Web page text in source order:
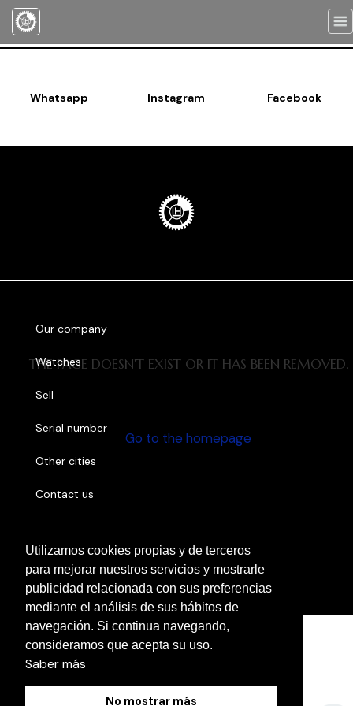
Utilizamos cookies propias y de terceros
para mejorar nuestros servicios y mostrarle
publicidad relacionada con sus preferencias
mediante el análisis de sus hábitos de
navegación. Si continua navegando,
consideramos que acepta su uso.
Saber más
No mostrar más
THE PAGE DOESN'T EXIST OR IT HAS BEEN REMOVED.
Go to the homepage
Whatsapp Instagram Facebook
Our company
Watches
Sell
Serial number
Other cities
Contact us
Cookies Policy
Legal Notice
Privacy Policy